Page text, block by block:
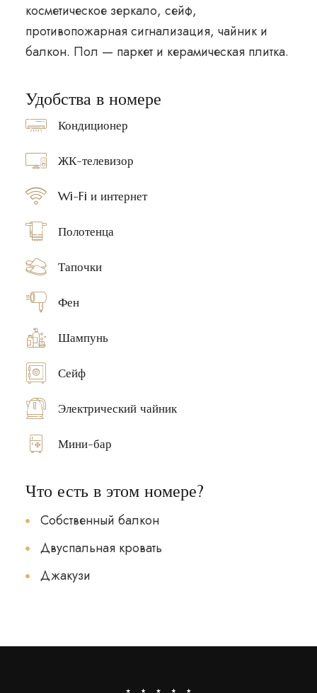
косметическое зеркало, сейф,
противопожарная сигнализация, чайник и
балкон. Пол — паркет и керамическая плитка.
Удобства в номере
Кондиционер
ЖК-телевизор
Wi-Fi и интернет
Полотенца
Тапочки
Фен
Шампунь
Сейф
Электрический чайник
Мини-бар
Что есть в этом номере?
Собственный балкон
Двуспальная кровать
Джакузи